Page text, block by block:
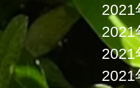
2021
2021
2021
2021